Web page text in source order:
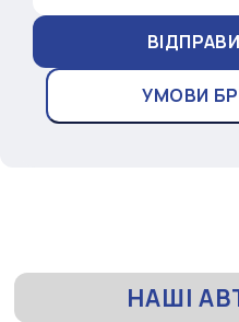
УМОВИ
НАШІ